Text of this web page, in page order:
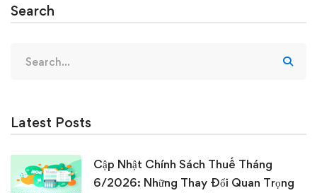
Search
for:
Latest Posts
Cập Nhật Chính Sách Thuế Tháng
6/2026: Những Thay Đổi Quan Trọng